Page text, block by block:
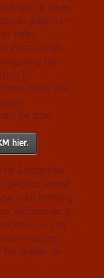
dat ik deze
dagen en
hebt,
Persoonlijk
die
in
maar wel
de gpx
hier.
Sallandse
gegaan vanaf
veld richting
verbaasde ik
je zag
routes
de